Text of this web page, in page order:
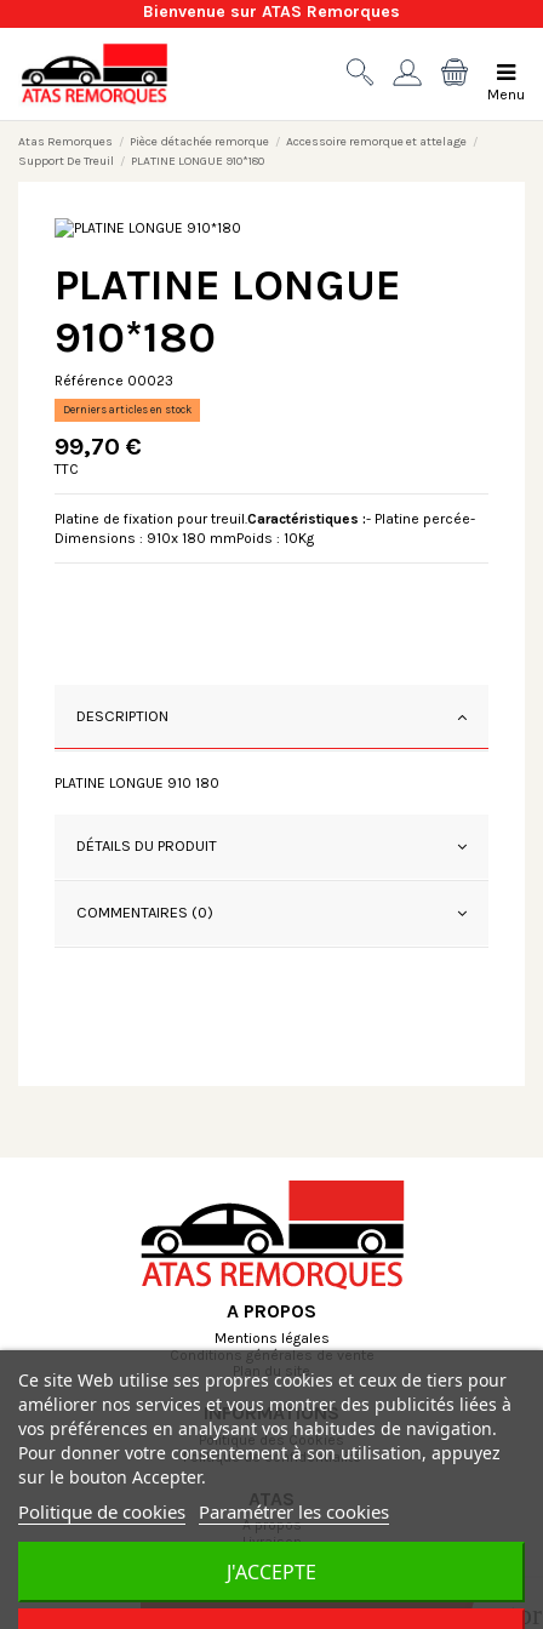
Bienvenue sur ATAS Remorques
Menu
Atas Remorques Pièce détachée remorque
Accessoire remorque et attelage
Support De Treuil
PLATINE LONGUE 910*180
PLATINE LONGUE
910*180
Référence 00023
Derniers articles en stock
99,70 €
TTC
Platine de fixation pour treuil.Caractéristiques :- Platine percée-
Dimensions : 910x 180 mmPoids : 10Kg
Ajouter au panier
DESCRIPTION
PLATINE LONGUE 910 180
DÉTAILS DU PRODUIT
COMMENTAIRES (0)
A PROPOS
Mentions légales
Conditions générales de vente
Plan du site
INFORMATIONS
Politique des Cookies
Politique de confidentialité
ATAS
A propos
Livraison
Contactez-nous
Ce site Web utilise ses propres cookies et ceux de tiers pour
améliorer nos services et vous montrer des publicités liées à
vos préférences en analysant vos habitudes de navigation.
Pour donner votre consentement à son utilisation, appuyez
sur le bouton Accepter.
Politique de cookies Paramétrer les cookies
J'ACCEPTE